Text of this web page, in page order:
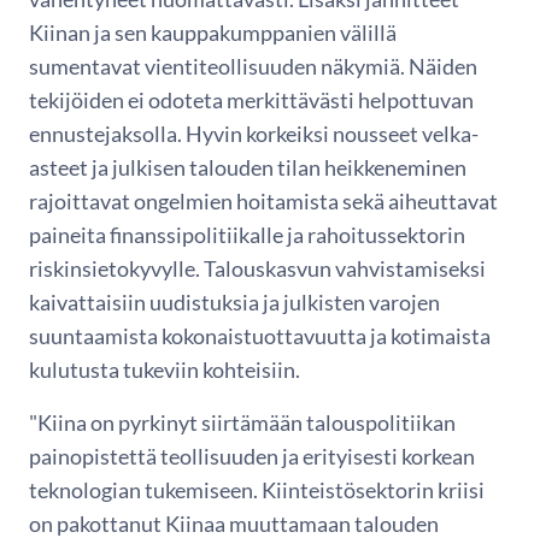
Kiinan ja sen kauppakumppanien välillä
sumentavat vientiteollisuuden näkymiä. Näiden
tekijöiden ei odoteta merkittävästi helpottuvan
ennustejaksolla. Hyvin korkeiksi nousseet velka-
asteet ja julkisen talouden tilan heikkeneminen
rajoittavat ongelmien hoitamista sekä aiheuttavat
paineita finanssipolitiikalle ja rahoitussektorin
riskinsietokyvylle. Talouskasvun vahvistamiseksi
kaivattaisiin uudistuksia ja julkisten varojen
suuntaamista kokonaistuottavuutta ja kotimaista
kulutusta tukeviin kohteisiin.
"Kiina on pyrkinyt siirtämään talouspolitiikan
painopistettä teollisuuden ja erityisesti korkean
teknologian tukemiseen. Kiinteistösektorin kriisi
on pakottanut Kiinaa muuttamaan talouden